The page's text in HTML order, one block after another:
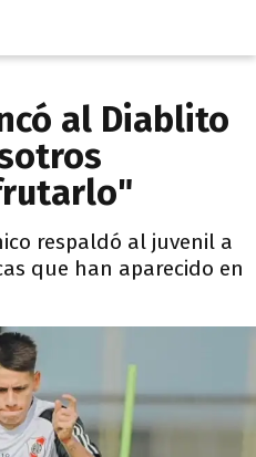
al Diablito
respaldó al juvenil a
que han aparecido en